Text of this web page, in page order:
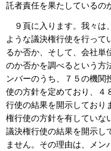
託者責任を果たしているの
９頁に入ります。我々は
ような議決権行使を行って
るか否か、そして、会社単
のか否かを調べるという方
ンバーのうち、７５の機関
使の方針を定めており、４
行使の結果を開示しており
権行使の方針を有していな
議決権行使の結果を開示し
ません。その理由は、メン